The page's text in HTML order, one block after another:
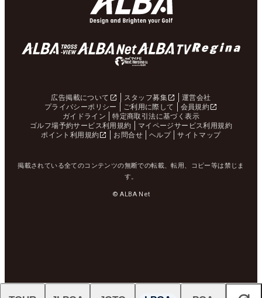
広告掲載について スタッフ募集
運営会社
プライバシーポリシー
ご利用に際して
会員規約
ガイドライン
特定商取引法に基づく表示
ゴルフ場予約サービス利用規約
マイページサービス利用規約
ポイント利用規約
お問合せ ヘルプ サイトマップ
掲載されている全てのコンテンツの無断での転載、転用、コピー等は禁じま
す。
© ALBA Net